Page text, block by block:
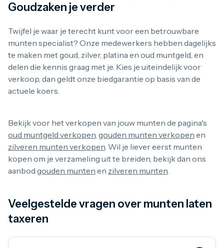
Goudzaken je verder
Twijfel je waar je terecht kunt voor een betrouwbare
munten specialist? Onze medewerkers hebben dagelijks
te maken met goud, zilver, platina en oud muntgeld, en
delen die kennis graag met je. Kies je uiteindelijk voor
verkoop, dan geldt onze biedgarantie op basis van de
actuele koers.
Bekijk voor het verkopen van jouw munten de pagina's
oud muntgeld verkopen, gouden munten verkopen en
zilveren munten verkopen. Wil je liever eerst munten
kopen om je verzameling uit te breiden, bekijk dan ons
aanbod gouden munten en zilveren munten.
Veelgestelde vragen over munten laten
taxeren